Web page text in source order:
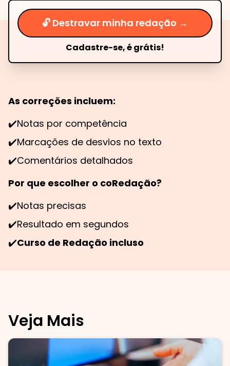
🔓 Destravar minha redação →
Cadastre-se, é grátis!
As correções incluem:
✔️Notas por competência
✔️Marcações de desvios no texto
✔️Comentários detalhados
Por que escolher o coRedação?
✔️Notas precisas
✔️Resultado em segundos
✔️Curso de Redação incluso
Veja Mais